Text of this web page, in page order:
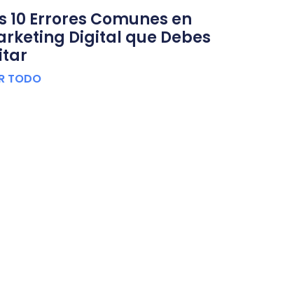
10 Errores Comunes en
Digital que Debes
TODO